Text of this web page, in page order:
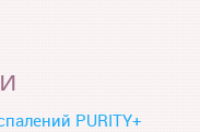
PURITY+